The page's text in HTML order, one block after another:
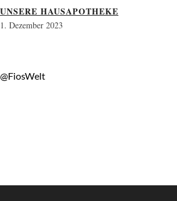
UNSERE HAUSAPOTHEKE
1. Dezember 2023
@FiosWelt